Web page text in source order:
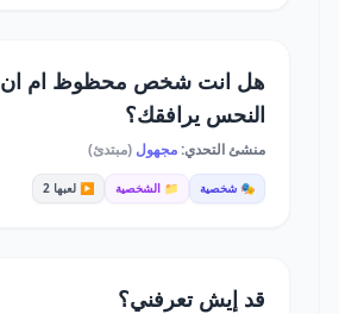
هل انت شخص محظوظ ام ان
النحس يرافقك؟
منشئ التحدي:مجهول (مبتدئ)
🎭 شخصية 📁 الشخصية ▶️ لعبها 2
قد إيش تعرفني؟